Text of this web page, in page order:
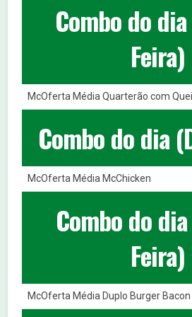
Combo do
Feira)
McOferta Média Quarterão com
Combo do dia
McOferta Média McChicken
Combo do
Feira)
McOferta Média Duplo Burger Bacon